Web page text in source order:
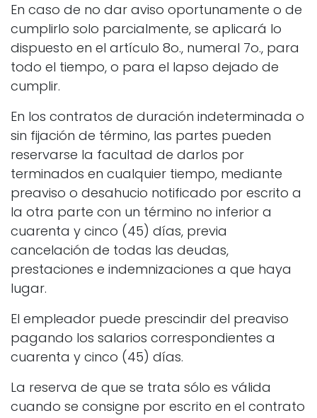
En caso de no dar aviso oportunamente o de
cumplirlo solo parcialmente, se aplicará lo
dispuesto en el artículo 8o., numeral 7o., para
todo el tiempo, o para el lapso dejado de
cumplir.
En los contratos de duración indeterminada o
sin fijación de término, las partes pueden
reservarse la facultad de darlos por
terminados en cualquier tiempo, mediante
preaviso o desahucio notificado por escrito a
la otra parte con un término no inferior a
cuarenta y cinco (45) días, previa
cancelación de todas las deudas,
prestaciones e indemnizaciones a que haya
lugar.
El empleador puede prescindir del preaviso
pagando los salarios correspondientes a
cuarenta y cinco (45) días.
La reserva de que se trata sólo es válida
cuando se consigne por escrito en el contrato